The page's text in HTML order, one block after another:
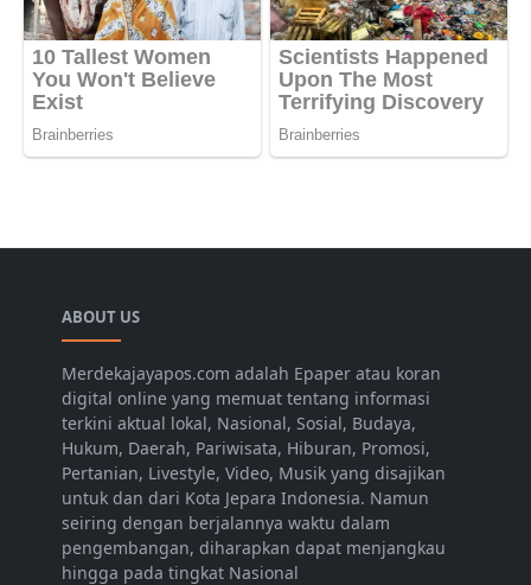
ABOUT US
Merdekajayapos.com adalah Epaper atau koran
digital online yang memuat tentang informasi
terkini aktual lokal, Nasional, Sosial, Budaya,
Hukum, Daerah, Pariwisata, Hiburan, Promosi,
Pertanian, Livestyle, Video, Musik yang disajikan
untuk dan dari Kota Jepara Indonesia. Namun
seiring dengan berjalannya waktu dalam
pengembangan, diharapkan dapat menjangkau
hingga pada tingkat Nasional